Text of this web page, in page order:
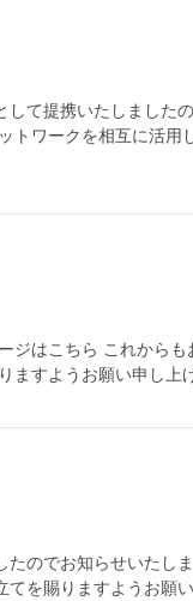
て提携いたしました
トワークを相互に活用
ジはこちら これから
すようお願い申し上
のでお知らせいたし
てを賜りますようお願